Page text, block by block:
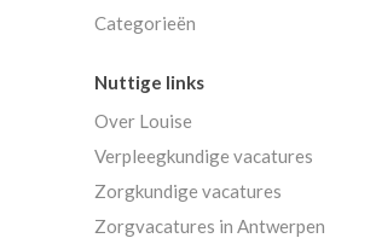
Categorieën
Nuttige links
Over Louise
Verpleegkundige vacatures
Zorgkundige vacatures
Zorgvacatures in Antwerpen